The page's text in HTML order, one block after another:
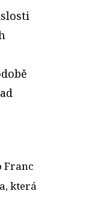
Franc
která